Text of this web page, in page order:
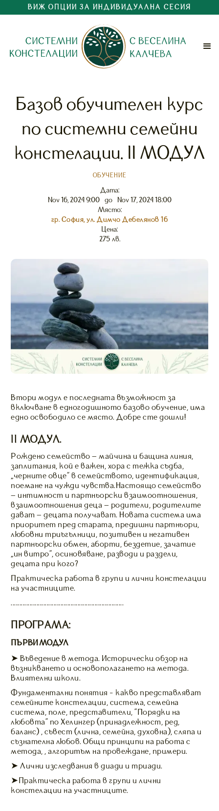
ВИЖ ОПЦИИ ЗА ИНДИВИДУАЛНА СЕСИЯ
Базов обучителен курс
по системни семейни
констелации. II МОДУЛ
ОБУЧЕНИЕ
Дата:
Nov 16, 2024 9:00
до
Nov 17, 2024 18:00
Място:
гр. София, ул. Димчо Дебелянов 16
Цена:
275 лв.
Втори модул е последната възможност за
включване в едногодишното базово обучение, има
едно освободило се място. Добре сте дошли!
II МОДУЛ.
Рождено семейство – майчина и бащина линия,
заплитания, кой е важен, хора с тежка съдба,
„черните овце” в семейството, идентификация,
поемане на чужди чувства.Настоящо семейство
– интимност и партньорски взаимоотношения,
взаимоотношения деца – родители, родителите
дават – децата получават. Новата система има
приоритет пред старата, предишни партньори,
любовни триъгълници, позитивен и негативен
партньорски обмен, аборти, бездетие, зачатие
„ин витро”, осиновяване, разводи и раздели,
децата при кого?
Практическа работа в групи и лични констелации
на участниците.
..................................................................
ПРОГРАМА:
ПЪРВИ МОДУЛ
➤ Въведение в метода. Исторически обзор на
възникването и основополагането на метода.
Влиятелни школи.
Фундаментални понятия - какво представляват
семейните констелации, система, семейна
система, поле, представители, "Порядки на
любовта" по Хелингер (принадлежност, ред,
баланс) , съвест (лична, семейна, духовна), сляпа и
съзнателна любов. Общи принципи на работа с
метода, , алгоритъм на провеждане, примери.
➤ Лични изследвания в диади и триади.
➤Практическа работа в групи и лични
констелации на участниците.